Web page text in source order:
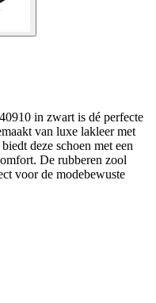
in zwart is dé perfecte
van luxe lakleer met
deze schoen met een
De rubberen zool
voor de modebewuste